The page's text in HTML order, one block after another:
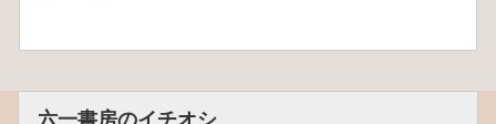
六一書房のイチオシ